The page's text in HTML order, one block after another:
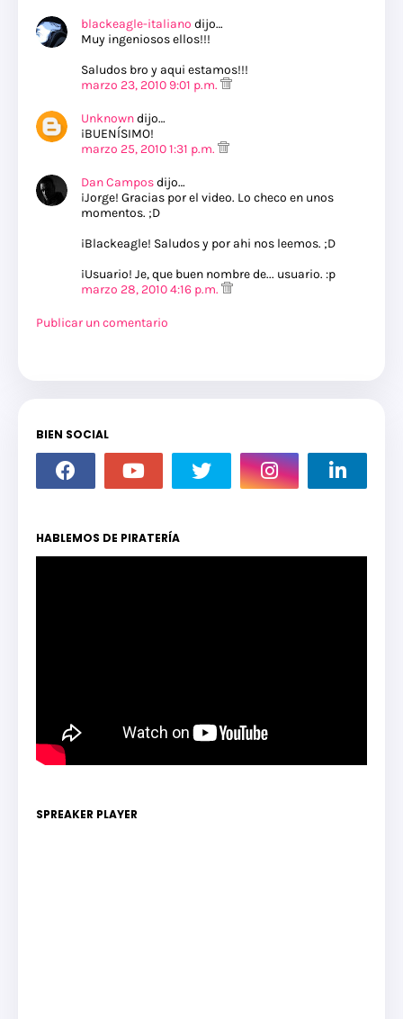
blackeagle-italiano dijo…
Muy ingeniosos ellos!!!
Saludos bro y aqui estamos!!!
marzo 23, 2010 9:01 p.m.
Unknowndijo…
¡BUENÍSIMO!
marzo 25, 2010 1:31 p.m.
Dan Camposdijo…
¡Jorge! Gracias por el video. Lo checo en unos
momentos. ;D
¡Blackeagle! Saludos y por ahi nos leemos. ;D
¡Usuario! Je, que buen nombre de... usuario. :p
marzo 28, 2010 4:16 p.m.
Publicar un comentario
BIEN SOCIAL
HABLEMOS DE PIRATERÍA
SPREAKER PLAYER